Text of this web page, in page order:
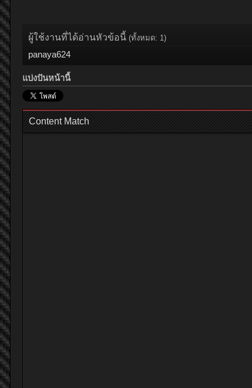
ผู้ใช้งานที่ได้อ่านหัวข้อนี้ (ทั้งหมด: 1)
panaya624
แบ่งปันหน้านี้
Content Match